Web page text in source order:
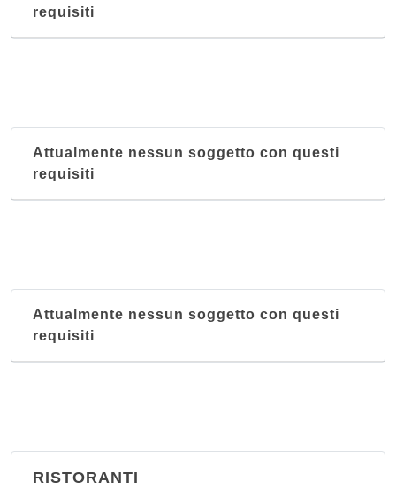
requisiti
Attualmente nessun soggetto con questi
requisiti
Attualmente nessun soggetto con questi
requisiti
RISTORANTI